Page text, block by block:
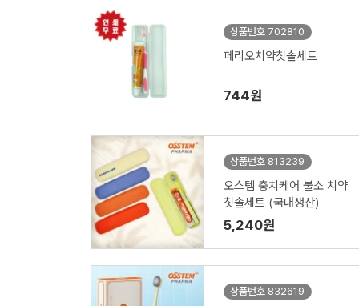
상품번호 702810
페리오치약칫솔세트
744원
상품번호 813239
오스템 충치케어 불소 치약
칫솔세트 (국내생산)
5,240원
상품번호 832619